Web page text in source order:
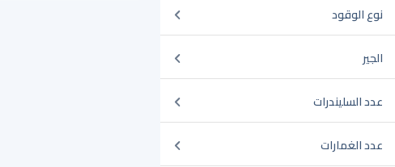
نوع الوقود
الجير
عدد السليندرات
عدد الغمارات